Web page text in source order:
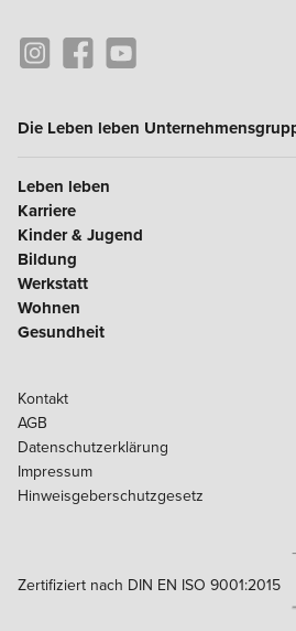
Die Leben leben
Leben leben
Karriere
Kinder & Jugend
Bildung
Werkstatt
Wohnen
Gesundheit
Zertifiziert nach DIN EN ISO 9001:2015
Kontakt
AGB
Datenschutzerklärung
Impressum
Hinweisgeberschutzgesetz